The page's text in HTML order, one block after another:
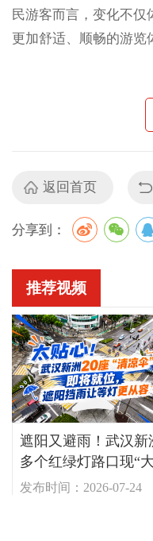
民游客而言，变化不仅
更加舒适、顺畅的游览
返回首页
分享到：
推荐视频
遮阳又避雨！武汉新
多个红绿灯路口现“大
伞”
发布时间：2026-07-24